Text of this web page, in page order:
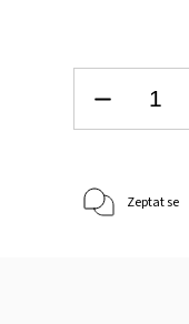
Zeptat se